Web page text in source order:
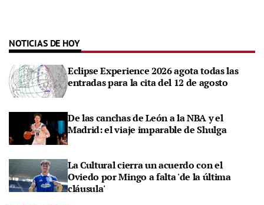
NOTICIAS DE HOY
Eclipse Experience 2026 agota todas las
entradas para la cita del 12 de agosto
De las canchas de León a la NBA y el
Madrid: el viaje imparable de Shulga
La Cultural cierra un acuerdo con el
Oviedo por Mingo a falta 'de la última
cláusula'